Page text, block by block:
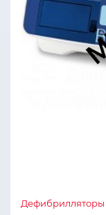
Дефибрилляторы